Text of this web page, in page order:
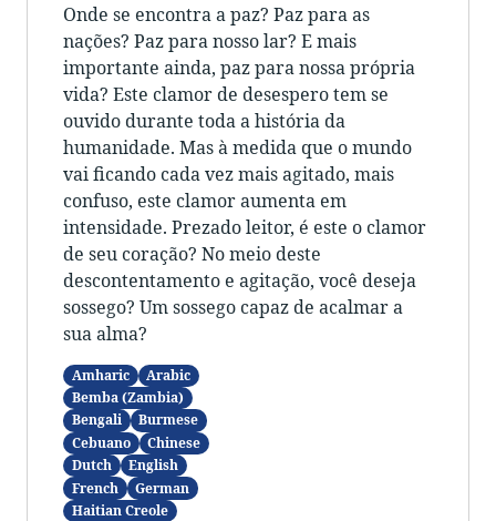
Onde se encontra a paz? Paz para as
nações? Paz para nosso lar? E mais
importante ainda, paz para nossa própria
vida? Este clamor de desespero tem se
ouvido durante toda a história da
humanidade. Mas à medida que o mundo
vai ficando cada vez mais agitado, mais
confuso, este clamor aumenta em
intensidade. Prezado leitor, é este o clamor
de seu coração? No meio deste
descontentamento e agitação, você deseja
sossego? Um sossego capaz de acalmar a
sua alma?
Amharic
Arabic
Bemba (Zambia)
Bengali
Burmese
Cebuano
Chinese
Dutch
English
French
German
Haitian Creole